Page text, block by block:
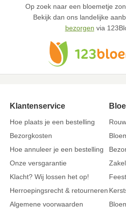
Op zoek naar een bloemetje
Bekijk dan ons landelijke
bezorgen via
Klantenservice
Hoe plaats je een bestelling
Bezorgkosten
Hoe annuleer je een bestelling
Onze versgarantie
Klacht? Wij lossen het op!
Herroepingsrecht & retourneren
Algemene voorwaarden